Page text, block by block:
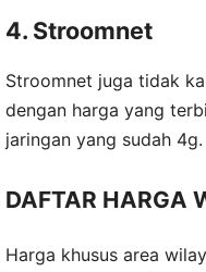
4. Stroomnet
Stroomnet juga tidak
dengan harga yang
jaringan yang sudah 4g.
DAFTAR HARGA
Harga khusus area